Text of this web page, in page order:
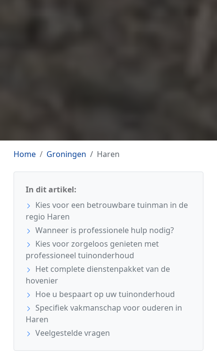
Home Groningen Haren
In dit artikel:
Kies voor een betrouwbare tuinman in de
regio Haren
Wanneer is professionele hulp nodig?
Kies voor zorgeloos genieten met
professioneel tuinonderhoud
Het complete dienstenpakket van de
hovenier
Hoe u bespaart op uw tuinonderhoud
Specifiek vakmanschap voor ouderen in
Haren
Veelgestelde vragen